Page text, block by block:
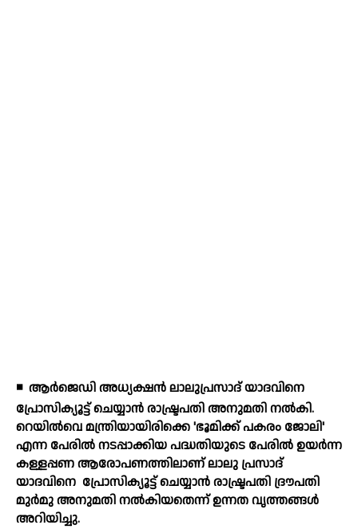
◾ ആര്‍ജെഡി അധ്യക്ഷന്‍ ലാലുപ്രസാദ് യാദവിനെ
പ്രോസിക്യൂട്ട് ചെയ്യാന്‍ രാഷ്ട്രപതി അനുമതി നല്‍കി.
റെയില്‍വെ മന്ത്രിയായിരിക്കെ 'ഭൂമിക്ക് പകരം ജോലി'
എന്ന പേരില്‍ നടപ്പാക്കിയ പദ്ധതിയുടെ പേരില്‍ ഉയര്‍ന്ന
കള്ളപ്പണ ആരോപണത്തിലാണ് ലാലു പ്രസാദ്
യാദവിനെ പ്രോസിക്യൂട്ട് ചെയ്യാന്‍ രാഷ്ട്രപതി ദ്രൗപതി
മുര്‍മു അനുമതി നല്‍കിയതെന്ന് ഉന്നത വൃത്തങ്ങള്‍
അറിയിച്ചു.